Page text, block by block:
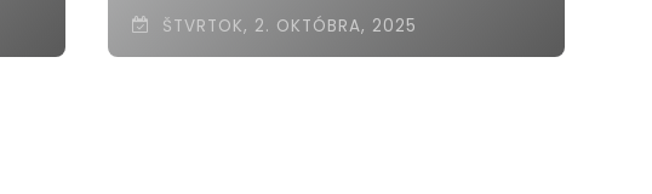
ŠTVRTOK, 2. OKTÓBRA, 2025